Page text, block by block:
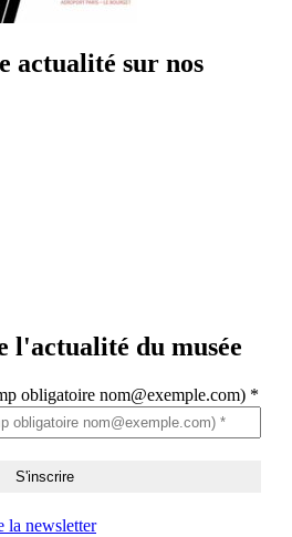
actualité sur nos
l'actualité du musée
obligatoire nom@exemple.com) *
la newsletter